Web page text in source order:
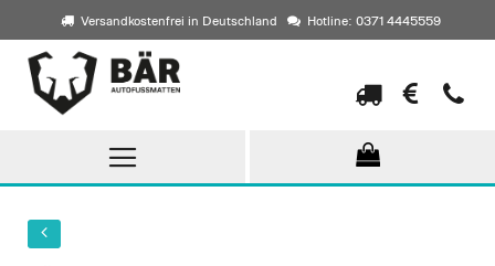
Versandkostenfrei in Deutschland Hotline: 0371 4445559
Direkt
zum
Inhalt